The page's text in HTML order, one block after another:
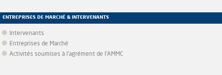
ENTREPRISES DE MARCHÉ & INTERVENANTS
Intervenants
Entreprises de Marché
Activités soumises à l'agrément de l'AMMC